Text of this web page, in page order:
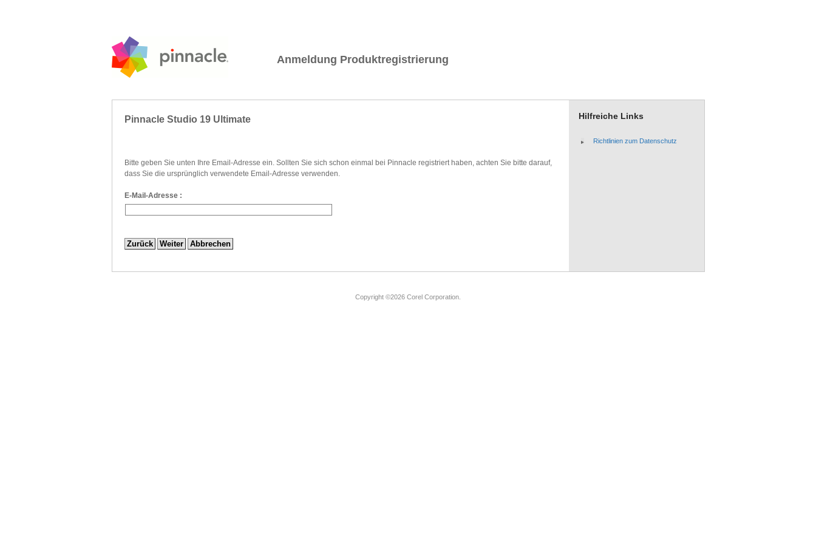
Anmeldung Produktregistrierung
Pinnacle Studio 19 Ultimate
Bitte geben Sie unten Ihre Email-Adresse ein. Sollten Sie sich schon einmal bei Pinnacle registriert haben, achten Sie bitte darauf,
dass Sie die ursprünglich verwendete Email-Adresse verwenden.
E-Mail-Adresse :
Hilfreiche Links
Richtlinien zum Datenschutz
Copyright ©2026 Corel Corporation.